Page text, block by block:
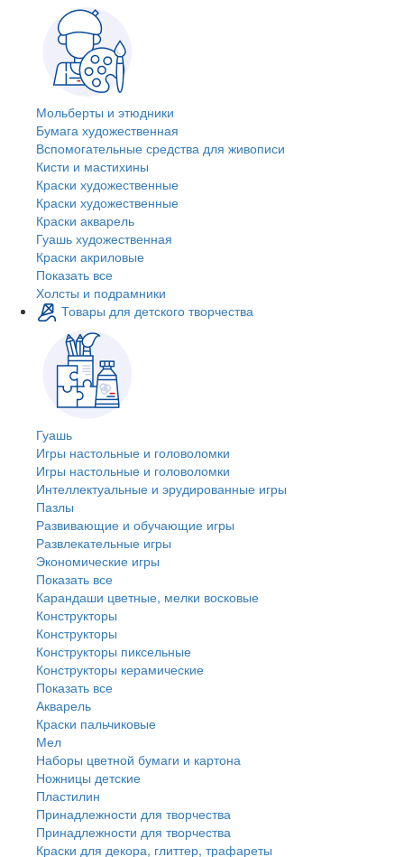
Мольберты и этюдники
Бумага художественная
Вспомогательные средства для живописи
Кисти и мастихины
Краски художественные
Краски художественные
Краски акварель
Гуашь художественная
Краски акриловые
Показать все
Холсты и подрамники
Товары для детского творчества
Гуашь
Игры настольные и головоломки
Игры настольные и головоломки
Интеллектуальные и эрудированные игры
Пазлы
Развивающие и обучающие игры
Развлекательные игры
Экономические игры
Показать все
Карандаши цветные, мелки восковые
Конструкторы
Конструкторы
Конструкторы пиксельные
Конструкторы керамические
Показать все
Акварель
Краски пальчиковые
Мел
Наборы цветной бумаги и картона
Ножницы детские
Пластилин
Принадлежности для творчества
Принадлежности для творчества
Краски для декора, глиттер, трафареты